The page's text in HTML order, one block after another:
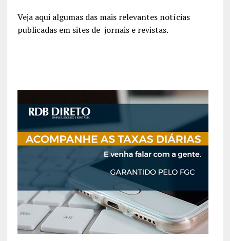
Veja aqui algumas das mais relevantes notícias
publicadas em sites de jornais e revistas.